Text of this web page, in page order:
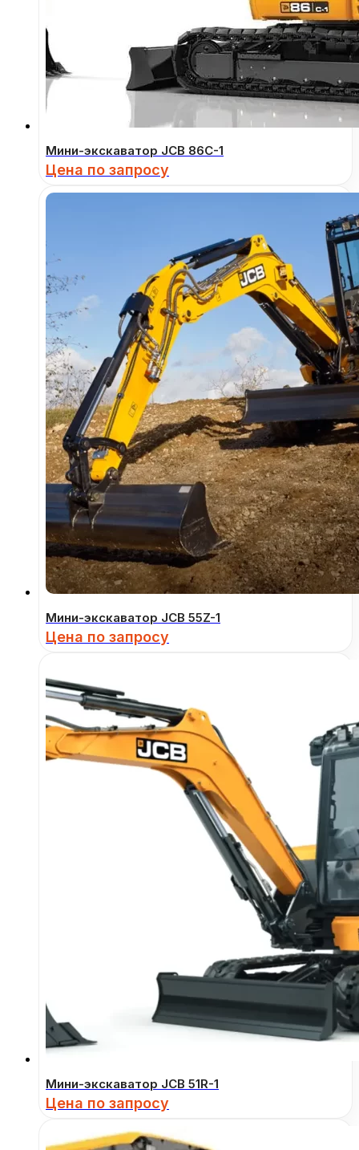
Мини-экскаватор JCB 86C-1
Цена по запросу
Мини-экскаватор JCB 55Z-1
Цена по запросу
Мини-экскаватор JCB 51R-1
Цена по запросу